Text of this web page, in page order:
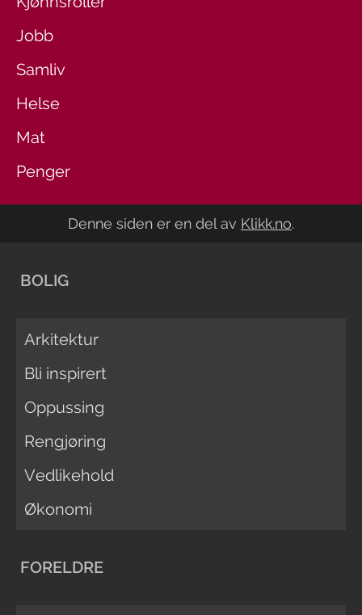
Jobb
Samliv
Helse
Mat
Penger
Denne siden er en del av Klikk.no.
BOLIG
Arkitektur
Bli inspirert
Oppussing
Rengjøring
Vedlikehold
Økonomi
FORELDRE